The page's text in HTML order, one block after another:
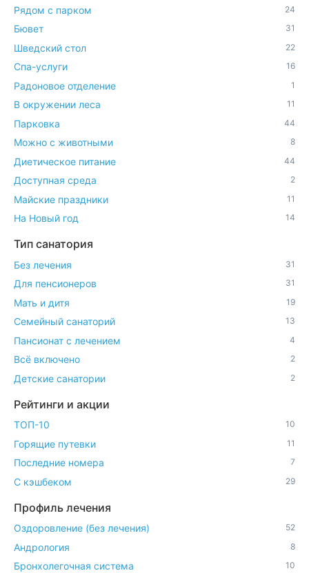
Рядом с парком 24
Бювет 31
Шведский стол 22
Спа-услуги 16
Радоновое отделение 1
В окружении леса 11
Парковка 44
Можно с животными 8
Диетическое питание 44
Доступная среда 2
Майские праздники 11
На Новый год 14
Тип санатория
Без лечения 31
Для пенсионеров 31
Мать и дитя 19
Семейный санаторий 13
Пансионат с лечением 4
Всё включено 2
Детские санатории 2
Рейтинги и акции
ТОП-10 10
Горящие путевки 11
Последние номера 7
С кэшбеком 29
Профиль лечения
Оздоровление (без лечения) 52
Андрология 8
Бронхолегочная система 10